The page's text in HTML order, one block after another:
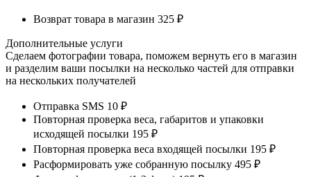
Возврат товара в магазин 325 ₽
Дополнительные услуги
Сделаем фотографии товара, поможем вернуть его в магазин
и разделим ваши посылки на несколько частей для отправки
на нескольких получателей
Отправка SMS 10 ₽
Повторная проверка веса, габаритов и упаковки
исходящей посылки 195 ₽
Повторная проверка веса входящей посылки 195 ₽
Расформировать уже собранную посылку 495 ₽